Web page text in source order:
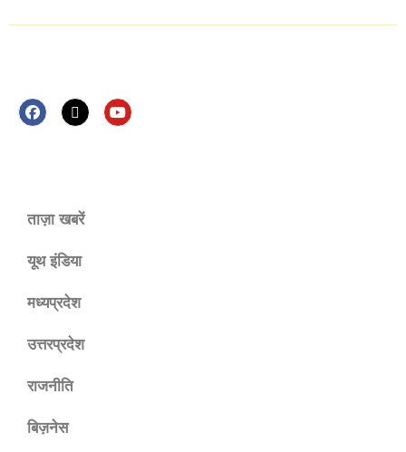
ताज़ा खबरें
यूथ इंडिया
मध्यप्रदेश
उत्तरप्रदेश
राजनीति
बिज़नेस